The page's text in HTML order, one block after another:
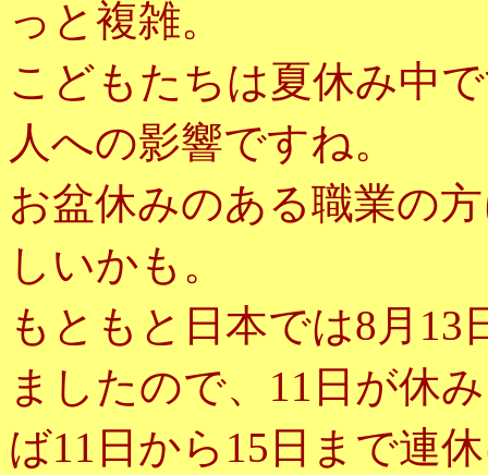
っと複雑。
こどもたちは夏休み中
人への影響ですね。
お盆休みのある職業の
しいかも。
もともと日本では8月 13
ましたので、
11 日が休
ば11 日から 15日まで連